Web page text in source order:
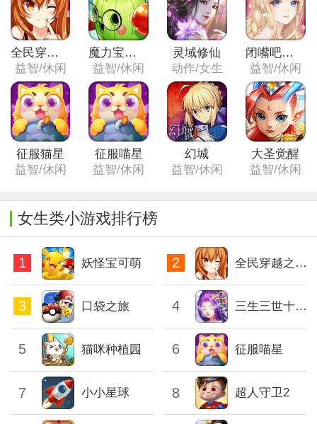
全民穿越之宫（复刻版）
益智/休闲
魔力宝贝觉醒
益智/休闲
灵域修仙
动作/女生
闭嘴吧杠精
益智/休闲
征服猫星
益智/休闲
征服喵星
益智/休闲
幻城
益智/休闲
大圣觉醒
益智/休闲
女生类小游戏排行榜
1 妖怪宝可萌 2 全民穿越之宫（复刻版）
3 口袋之旅 4 三生三世十里桃花
5 猫咪种植园 6 征服喵星
7 小小星球 8 超人守卫2